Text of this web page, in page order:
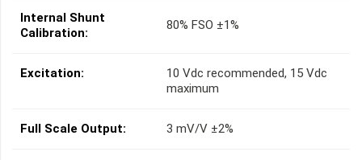
Internal Shunt
Calibration:
80% FSO ±1%
Excitation:
10 Vdc recommended, 15 Vdc
maximum
Full Scale Output: 3 mV/V ±2%